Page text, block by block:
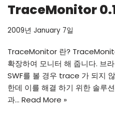
TraceMonitor
2009년 January 7일
TraceMonitor 란?
확장하여 모니터 해 줍니다. 브
SWF를 볼 경우 trace 가 되지
한데 이를 해결 하기 위한 솔루
과… Read More »